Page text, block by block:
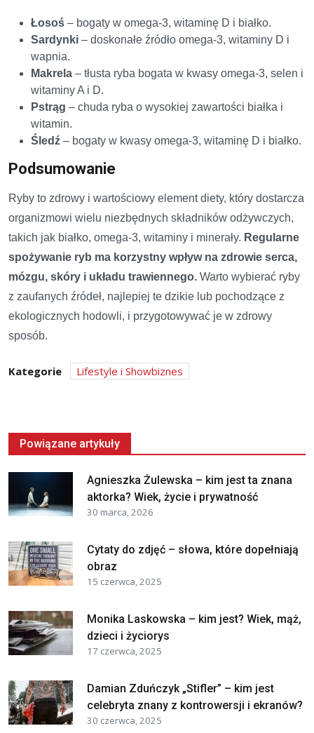
Łosoś – bogaty w omega-3, witaminę D i białko.
Sardynki – doskonałe źródło omega-3, witaminy D i
wapnia.
Makrela – tłusta ryba bogata w kwasy omega-3, selen i
witaminy A i D.
Pstrąg – chuda ryba o wysokiej zawartości białka i
witamin.
Śledź – bogaty w kwasy omega-3, witaminę D i białko.
Podsumowanie
Ryby to zdrowy i wartościowy element diety, który dostarcza
organizmowi wielu niezbędnych składników odżywczych,
takich jak białko, omega-3, witaminy i minerały. Regularne
spożywanie ryb ma korzystny wpływ na zdrowie serca,
mózgu, skóry i układu trawiennego. Warto wybierać ryby
z zaufanych źródeł, najlepiej te dzikie lub pochodzące z
ekologicznych hodowli, i przygotowywać je w zdrowy
sposób.
Kategorie Lifestyle i Showbiznes
Powiązane artykuły
Agnieszka Żulewska – kim jest ta znana
aktorka? Wiek, życie i prywatność
30 marca, 2026
Cytaty do zdjęć – słowa, które dopełniają
obraz
15 czerwca, 2025
Monika Laskowska – kim jest? Wiek, mąż,
dzieci i życiorys
17 czerwca, 2025
Damian Zduńczyk „Stifler” – kim jest
celebryta znany z kontrowersji i ekranów?
30 czerwca, 2025